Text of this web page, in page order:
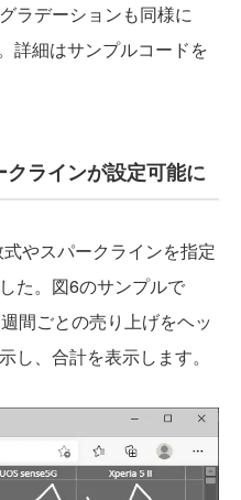
ラデーションも同様に
詳細はサンプルコードを
ラインが設定可能に
やスパークラインを指定
た。図6のサンプルで
間ごとの売り上げをヘッ
し、合計を表示します。